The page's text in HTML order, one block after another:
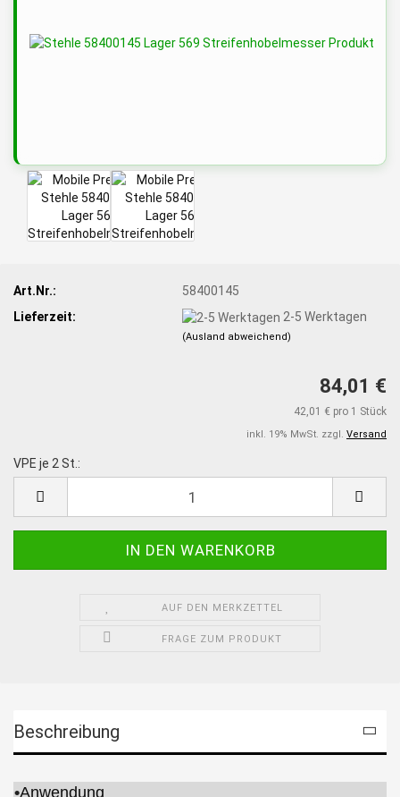
Art.Nr.:
58400145
Lieferzeit:
2-5 Werktagen
(Ausland abweichend)
84,01 €
42,01 € pro 1 Stück
inkl. 19% MwSt. zzgl. Versand
VPE je 2 St.:
2
AUF DEN MERKZETTEL
FRAGE ZUM PRODUKT
Beschreibung
•Anwendung